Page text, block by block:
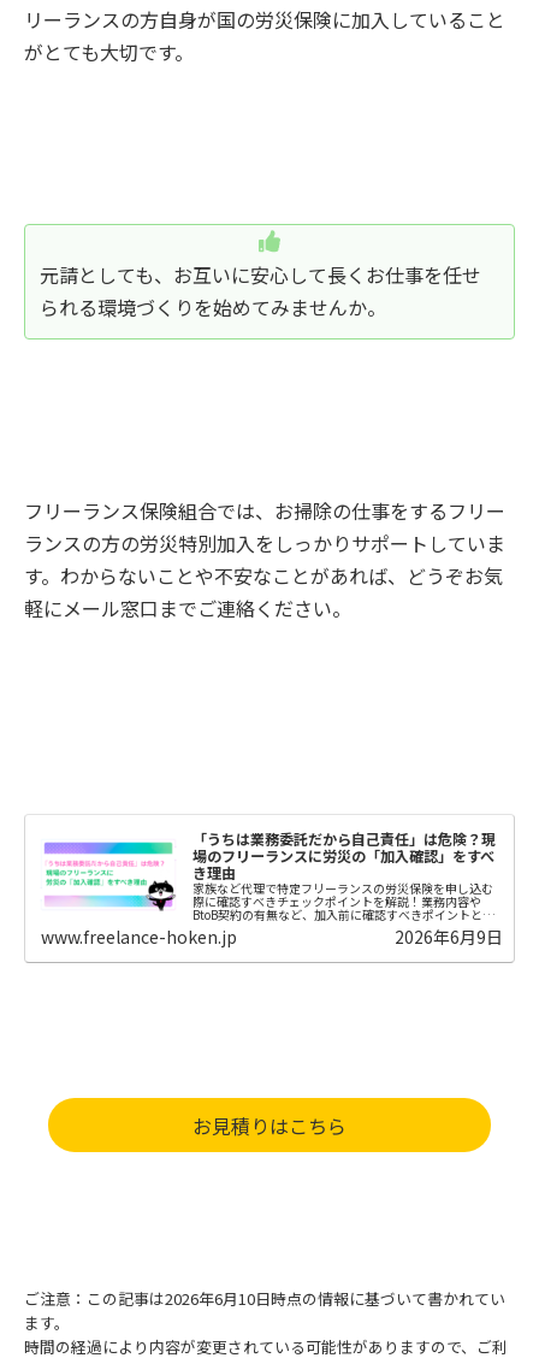
リーランスの方自身が国の労災保険に加入していること
がとても大切です。
元請としても、お互いに安心して長くお仕事を任せ
られる環境づくりを始めてみませんか。
フリーランス保険組合では、お掃除の仕事をするフリー
ランスの方の労災特別加入をしっかりサポートしていま
す。わからないことや不安なことがあれば、どうぞお気
軽にメール窓口までご連絡ください。
「うちは業務委託だから自己責任」は危険？現
場のフリーランスに労災の「加入確認」をすべ
き理由
家族など代理で特定フリーランスの労災保険を申し込む
際に確認すべきチェックポイントを解説！業務内容や
BtoB契約の有無など、加入前に確認すべきポイントと
www.freelance-hoken.jp 2026年6月9日
お見積りはこちら
ご注意：この記事は2026年6月10日時点の情報に基づいて書かれてい
ます。
時間の経過により内容が変更されている可能性がありますので、ご利